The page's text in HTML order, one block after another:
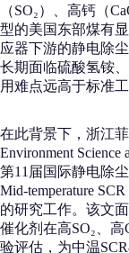
（SO₂）、高钙（
型的美国东部煤有
应器下游的静电除
长期面临硫酸氢铵
用难点远高于标准工
在此背景下，浙江
Environment
第11届国际静电除
Mid-temperature
的研究工作。该文
催化剂在高SO₂、
验评估，为中温